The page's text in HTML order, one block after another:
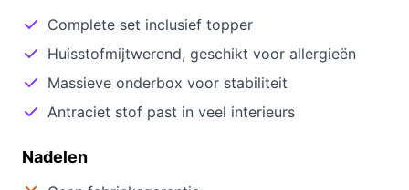
Complete set inclusief topper
Huisstofmijtwerend, geschikt voor allergieën
Massieve onderbox voor stabiliteit
Antraciet stof past in veel interieurs
Nadelen